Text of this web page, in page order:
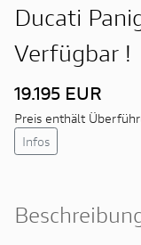
Ducati
Verfügbar !
19.195 EUR
Preis enthält
Infos